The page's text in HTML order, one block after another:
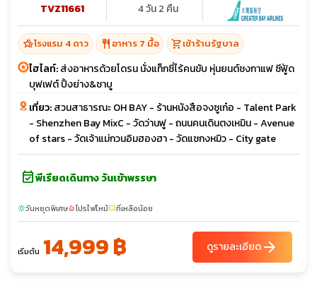
TVZ11661
4 วัน 2 คืน
hotel_classโรงแรม 4 ดาว restaurant อาหาร 7 มื้อ shopping_cartเข้าร้านรัฐบาล
ไฮไลท์:ส่งอาหารด้วยโดรน นั่งแท็กซี่ไร้คนขับ หุ่นยนต์ชงกาแฟ ซีฟู้ด
บุฟเฟต์ ปิ้งย่าง&ชาบู
เที่ยว:สวนสาธารณะ OH BAY - ร้านหนังสือจงซูเก๋อ - Talent Park
- Shenzhen Bay MixC - วัดว่านฟู - ถนนคนเดินตงเหมิน - Avenue
of stars - วัดเจ้าแม่กวนอิมฮองฮา - วัดแชกงหมิว - City gate
event_availableพีเรียดเดินทาง วันเข้าพรรษา
sunnyวันหยุดพิเศษlocal_fire_departmentโปรไฟไหม้confirmation_numberที่เหลือน้อย
เริ่มต้น 14,999 ฿ ดูรายละเอียดarrow_forward